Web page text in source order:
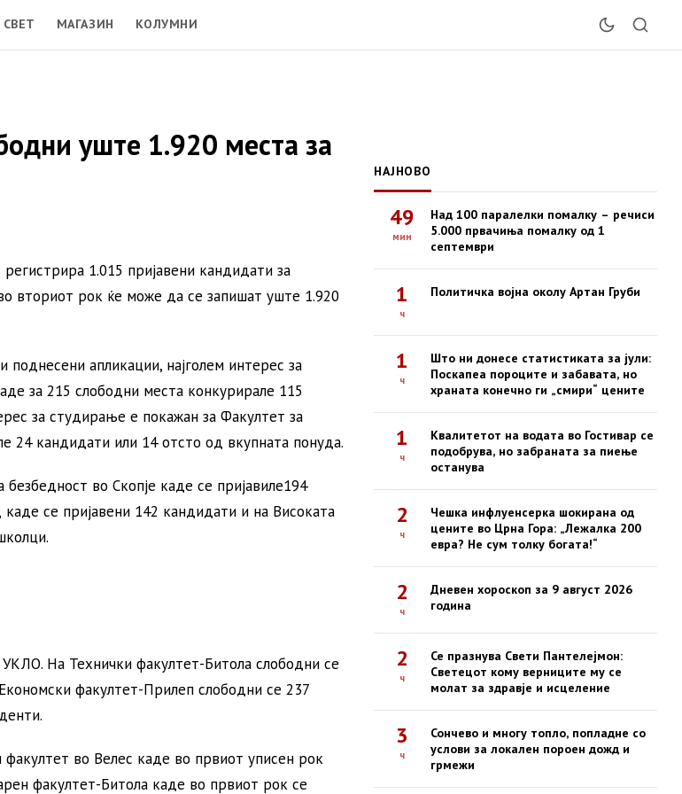
СВЕТ МАГАЗИН КОЛУМНИ
уште 1.920 места за
1.015 пријавени кандидати за
вториот рок ќе може да се запишат уште 1.920
апликации, најголем интерес за
за 215 слободни места конкурирале 115
за студирање е покажан за Факултет за
24 кандидати или 14 отсто од вкупната понуда.
во Скопје каде се пријавиле194
се пријавени 142 кандидати и на Високата
На Технички факултет-Битола слободни се
факултет-Прилеп слободни се 237
во Велес каде во првиот уписен рок
факултет-Битола каде во првиот рок се
НАЈНОВО
49
мин
Над 100 паралелки помалку – речиси
5.000 првачиња помалку од 1
септември
1
ч
Политичка војна околу Артан Груби
1
ч
Што ни донесе статистиката за јули:
Поскапеа пороците и забавата, но
храната конечно ги „смири“ цените
1
ч
Квалитетот на водата во Гостивар се
подобрува, но забраната за пиење
останува
2
ч
Чешка инфлуенсерка шокирана од
цените во Црна Гора: „Лежалка 200
евра? Не сум толку богата!“
2
ч
Дневен хороскоп за 9 август 2026
година
2
ч
Се празнува Свети Пантелејмон:
Светецот кому верниците му се
молат за здравје и исцеление
3
ч
Сончево и многу топло, попладне со
услови за локален пороен дожд и
грмежи